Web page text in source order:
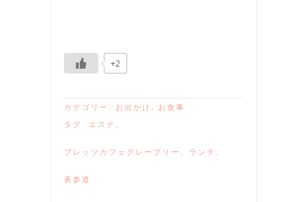
+2
カテゴリー: お出かけ , お食事
タグ: エステ 、
ブレッツカフェクレープリー 、 ランチ 、
表参道